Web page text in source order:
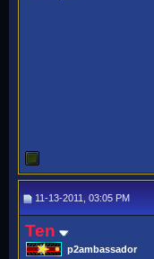
11-13-2011, 03:05 PM
Ten
p2ambassador